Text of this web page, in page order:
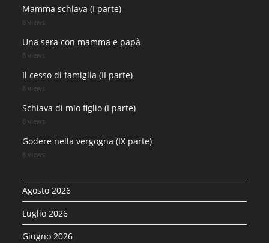
Mamma schiava (I parte)
8 views
Una sera con mamma e papà
8 views
Il cesso di famiglia (II parte)
8 views
Schiava di mio figlio (I parte)
8 views
Godere nella vergogna (IX parte)
8 views
Agosto 2026
Luglio 2026
Giugno 2026